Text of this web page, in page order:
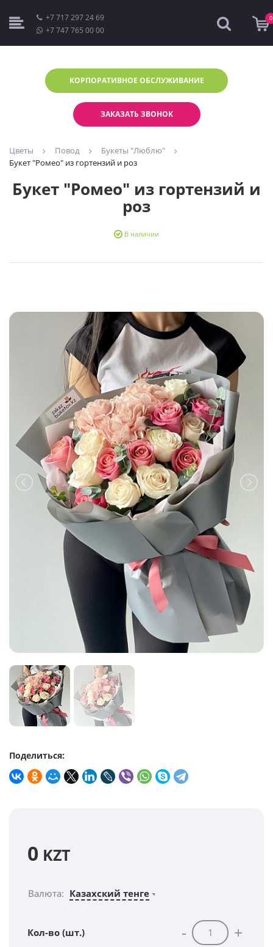
+7 717 297 24 69
+7 747 765 00 00
0
КОРПОРАТИВНОЕ ОБСЛУЖИВАНИЕ
ЗАКАЗАТЬ ЗВОНОК
Цветы Повод
Букеты "Люблю"
Букет "Ромео" из гортензий и роз
Букет "Ромео" из гортензий и
роз
В наличии
Поделиться:
0 KZT
Валюта: Казахский тенге
Кол-во (шт.) - +